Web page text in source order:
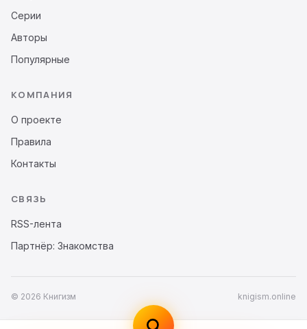
Серии
Авторы
Популярные
КОМПАНИЯ
О проекте
Правила
Контакты
СВЯЗЬ
RSS-лента
Партнёр: Знакомства
© 2026 Книгизм knigism.online